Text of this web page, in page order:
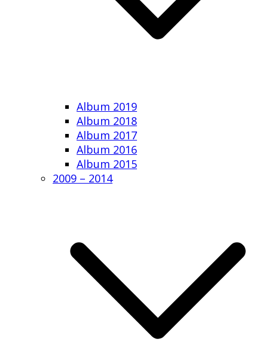
Album 2019
Album 2018
Album 2017
Album 2016
Album 2015
2009 – 2014